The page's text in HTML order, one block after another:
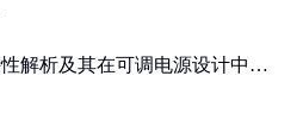
解析及其在可调电源设计中的